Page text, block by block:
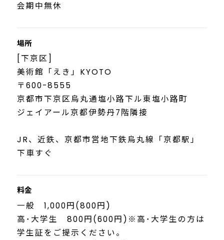
会期中無休
場所
[下京区]
美術館「えき」KYOTO
〒600-8555
京都市下京区烏丸通塩小路下ル東塩小路町
ジェイアール京都伊勢丹7階隣接
JR、近鉄、京都市営地下鉄烏丸線「京都駅」
下車すぐ
料金
一般 1,000円(800円)
高･大学生 800円(600円)※高･大学生の方は
学生証をご提示ください。